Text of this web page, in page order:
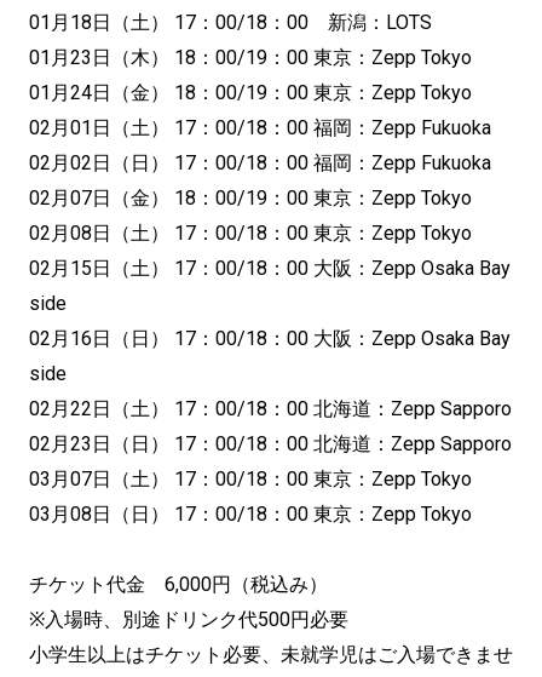
01月18日（土） 17：00/18：00 新潟：LOTS
01月23日（木） 18：00/19：00 東京：Zepp Tokyo
01月24日（金） 18：00/19：00 東京：Zepp Tokyo
02月01日（土） 17：00/18：00 福岡：Zepp Fukuoka
02月02日（日） 17：00/18：00 福岡：Zepp Fukuoka
02月07日（金） 18：00/19：00 東京：Zepp Tokyo
02月08日（土） 17：00/18：00 東京：Zepp Tokyo
02月15日（土） 17：00/18：00 大阪：Zepp Osaka Bay
side
02月16日（日） 17：00/18：00 大阪：Zepp Osaka Bay
side
02月22日（土） 17：00/18：00 北海道：Zepp Sapporo
02月23日（日） 17：00/18：00 北海道：Zepp Sapporo
03月07日（土） 17：00/18：00 東京：Zepp Tokyo
03月08日（日） 17：00/18：00 東京：Zepp Tokyo
チケット代金 6,000円（税込み）
※入場時、別途ドリンク代500円必要
小学生以上はチケット必要、未就学児はご入場できませ